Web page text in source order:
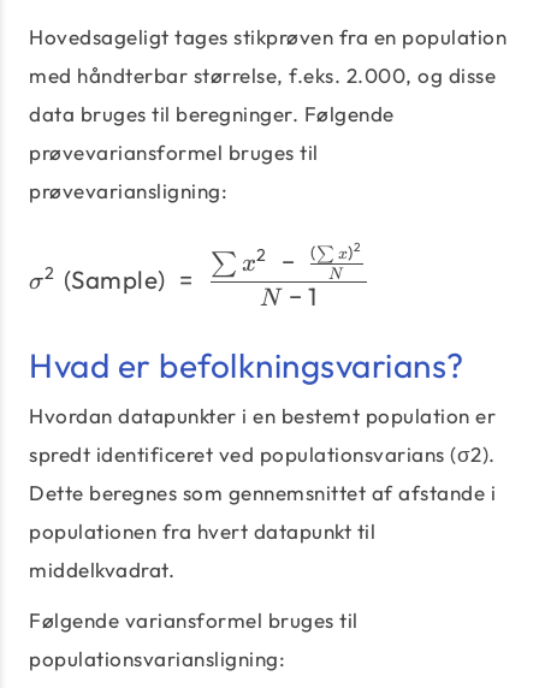
Hovedsageligt tages stikprøven fra en population
med håndterbar størrelse, f.eks. 2.000, og disse
data bruges til beregninger. Følgende
prøvevariansformel bruges til
prøvevariansligning:
σ2 (Sample) =
N − 1
∑ x2 − N
(∑ x)2
Hvad er befolkningsvarians?
Hvordan datapunkter i en bestemt population er
spredt identificeret ved populationsvarians (σ2).
Dette beregnes som gennemsnittet af afstande i
populationen fra hvert datapunkt til
middelkvadrat.
Følgende variansformel bruges til
populationsvariansligning: